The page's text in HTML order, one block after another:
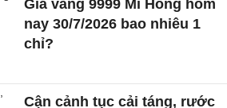
Giá vàng 9999 Mi Hồng hôm
nay 30/7/2026 bao nhiêu 1
chỉ?
Cận cảnh tục cải táng, rước